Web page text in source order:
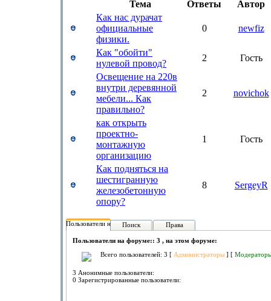
Тема
Ответы
Автор
Как нас дурачат
официальные
физики.
0 newfiz
Как "обойти"
нулевой провод?
2
Гость
Освещение на 220в
внутри деревянной
мебели... Как
правильно?
2 novichok
как открыть
проектно-
монтажную
организацию
1 Гость
Как подняться на
шестигранную
железобетонную
опору?
8 SergeyR
Пользователи на форуме:
Поиск Права
Пользователи на форуме:: 3 , на этом форуме:
Всего пользователей: 3 [ Администраторы ] [
3 Анонимные пользователи:
0 Зарегистрированные пользователи: